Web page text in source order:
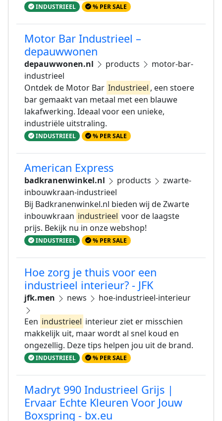
INDUSTRIEEL % PER SALE
Motor Bar Industrieel –
depauwwonen
depauwwonen.nl products
motor-bar-
industrieel
Ontdek de Motor Bar Industrieel , een stoere
bar gemaakt van metaal met een blauwe
lakafwerking. Ideaal voor een unieke,
industriële uitstraling.
INDUSTRIEEL % PER SALE
American Express
badkranenwinkel.nl products
zwarte-
inbouwkraan-industrieel
Bij Badkranenwinkel.nl bieden wij de Zwarte
inbouwkraan industrieel voor de laagste
prijs. Bekijk nu in onze webshop!
INDUSTRIEEL % PER SALE
Hoe zorg je thuis voor een
industrieel interieur? - JFK
jfk.men news hoe-industrieel-interieur
Een industrieel interieur ziet er misschien
makkelijk uit, maar wordt al snel koud en
ongezellig. Deze tips helpen jou uit de brand.
INDUSTRIEEL % PER SALE
Madryt 990 Industrieel Grijs |
Ervaar Echte Kleuren Voor Jouw
Boxspring - bx.eu